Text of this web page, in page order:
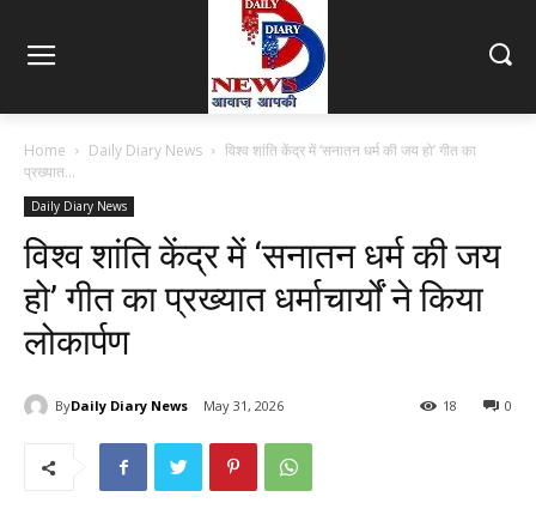
Home Daily Diary News
विश्व शांति केंद्र में ‘सनातन धर्म की जय हो’ गीत का
प्रख्यात...
Daily Diary News
विश्व शांति केंद्र में ‘सनातन धर्म की जय
हो’ गीत का प्रख्यात धर्माचार्यों ने किया
लोकार्पण
ByDaily Diary News May 31, 2026 0
18